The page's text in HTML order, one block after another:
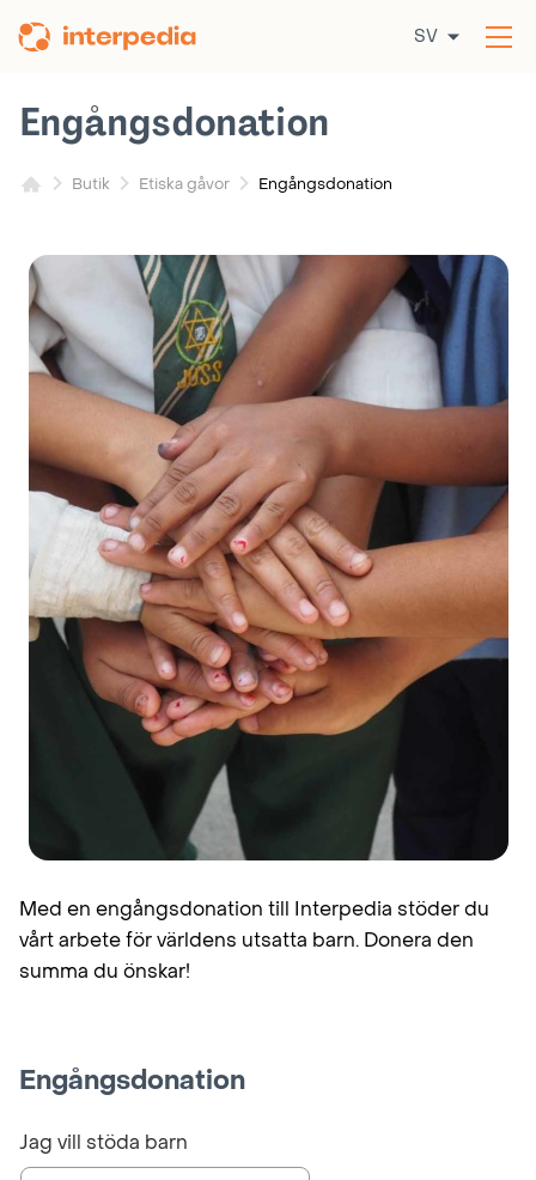
till
SV
Butik Etiska gåvor Engångsdonation
Engångsdonation
Med en engångsdonation till Interpedia stöder du
vårt arbete för världens utsatta barn. Donera den
summa du önskar!
Engångsdonation
Jag vill stöda barn